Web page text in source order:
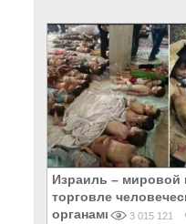
Израиль – мировой
торговле
органами
3 015 121